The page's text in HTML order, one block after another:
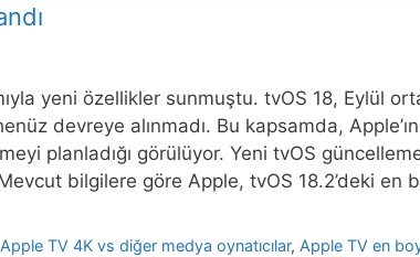
yeni özellikler sunmuştu. tvOS 18, Eylül
devreye alınmadı. Bu kapsamda,
planladığı görülüyor. Yeni tvOS
bilgilere göre Apple, tvOS 18.2’deki en
Apple TV 4K vs diğer medya oynatıcılar, Apple TV en